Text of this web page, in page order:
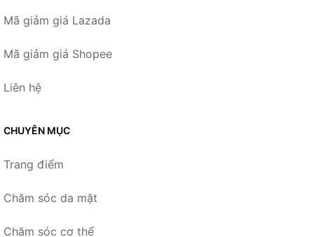
Mã giảm giá Lazada
Mã giảm giá Shopee
Liên hệ
CHUYÊN MỤC
Trang điểm
Chăm sóc da mặt
Chăm sóc cơ thể